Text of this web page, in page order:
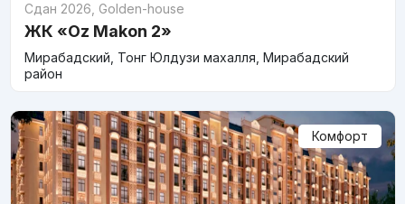
Сдан 2026 Golden-house
ЖК «Oz Makon 2»
Мирабадский, Тонг Юлдузи махалля, Мирабадский
район
Комфорт